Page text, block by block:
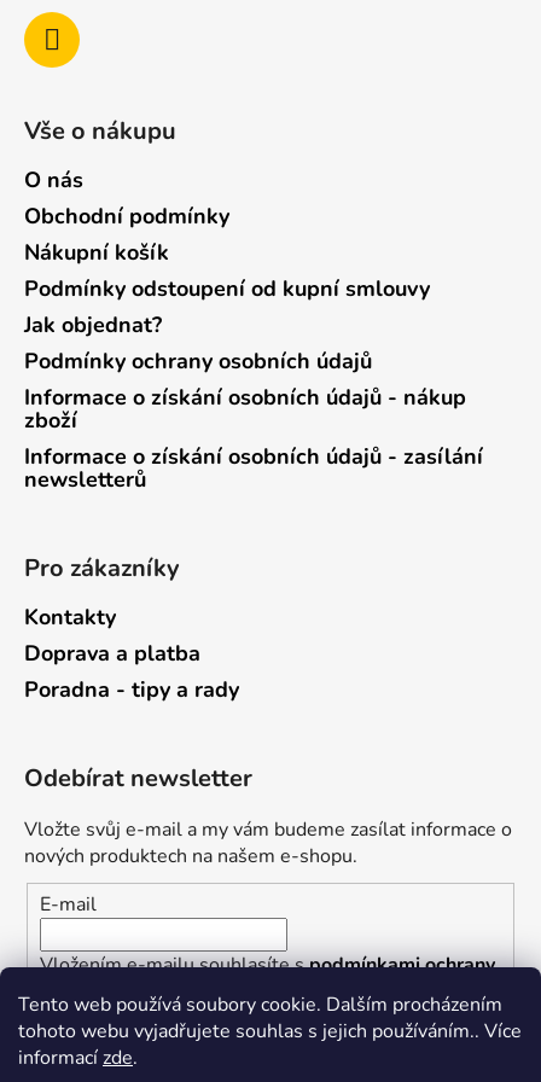
Tento web používá soubory cookie. Dalším procházením
tohoto webu vyjadřujete souhlas s jejich používáním.. Více
informacízde.
Vše o nákupu
O nás
Obchodní podmínky
Nákupní košík
Podmínky odstoupení od kupní smlouvy
Jak objednat?
Podmínky ochrany osobních údajů
Informace o získání osobních údajů - nákup
zboží
Informace o získání osobních údajů - zasílání
newsletterů
Pro zákazníky
Kontakty
Doprava a platba
Poradna - tipy a rady
Odebírat newsletter
Vložte svůj e-mail a my vám budeme zasílat informace o
nových produktech na našem e-shopu.
E-mail
Vložením e-mailu souhlasíte spodmínkami ochrany
osobních údajů
PŘIHLÁSIT SE